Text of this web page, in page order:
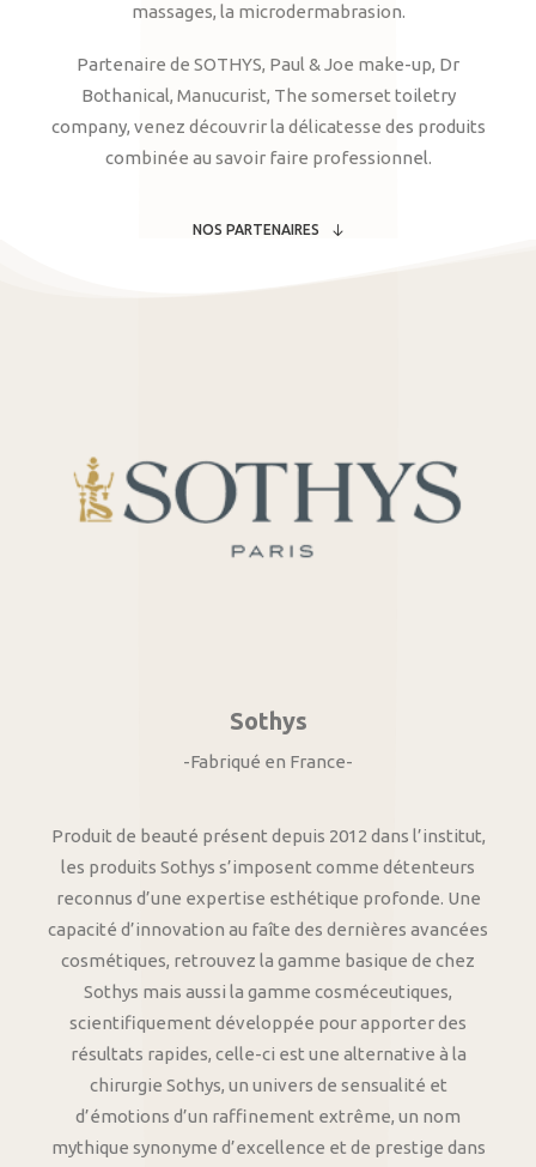
massages, la microdermabrasion.
Partenaire de SOTHYS, Paul & Joe make-up, Dr
Bothanical, Manucurist, The somerset toiletry
company, venez découvrir la délicatesse des produits
combinée au savoir faire professionnel.
NOS PARTENAIRES
Sothys
-Fabriqué en France-
Produit de beauté présent depuis 2012 dans l’institut,
les produits Sothys s’imposent comme détenteurs
reconnus d’une expertise esthétique profonde. Une
capacité d’innovation au faîte des dernières avancées
cosmétiques, retrouvez la gamme basique de chez
Sothys mais aussi la gamme cosméceutiques,
scientifiquement développée pour apporter des
résultats rapides, celle-ci est une alternative à la
chirurgie Sothys, un univers de sensualité et
d’émotions d’un raffinement extrême, un nom
mythique synonyme d’excellence et de prestige dans